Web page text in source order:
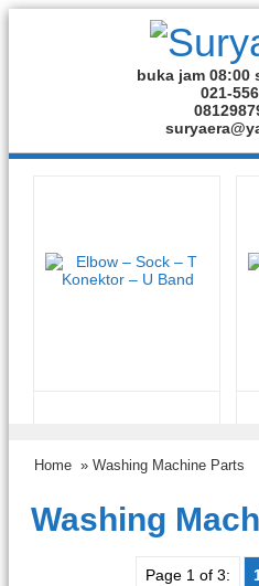
buka jam 08:00
021-
Home » Washing Machine Parts
Washing
Page 1 of 3: